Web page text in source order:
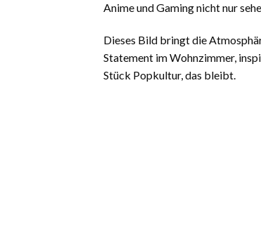
Anime und Gaming nicht nur
Dieses Bild bringt die
Statement im Wohnzimmer,
Stück Popkultur, das bleibt.